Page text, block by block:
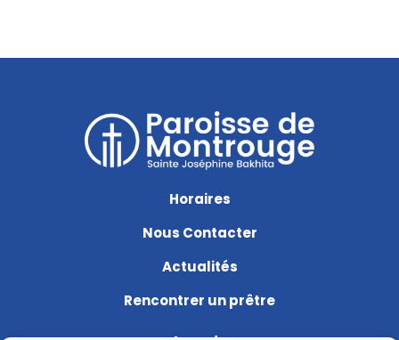
Horaires
Nous Contacter
Actualités
Rencontrer un prêtre